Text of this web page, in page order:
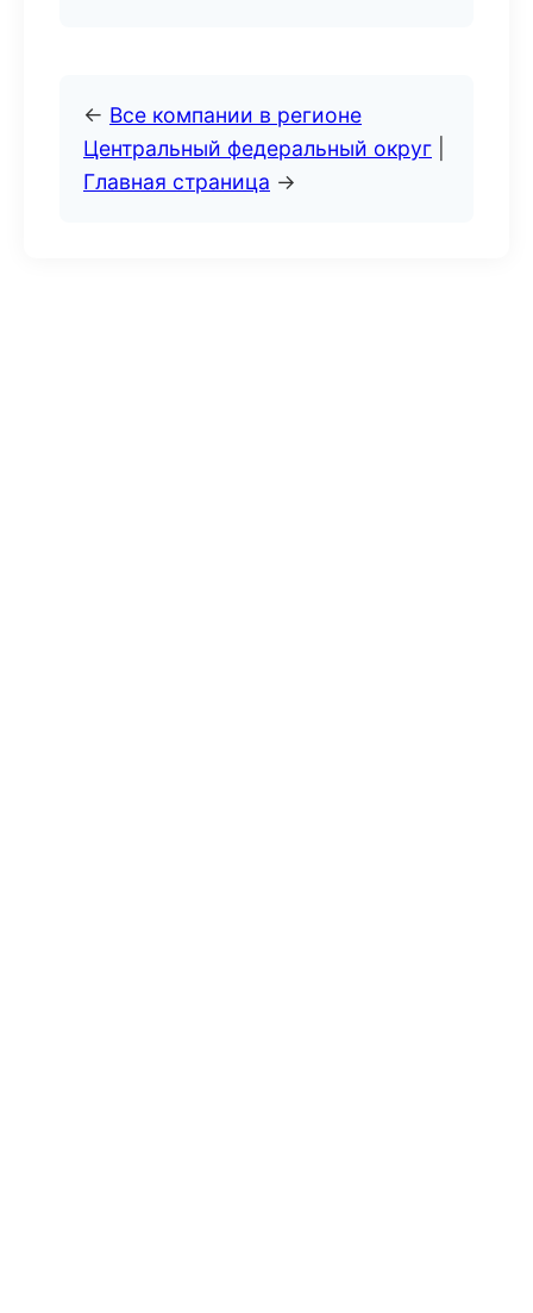
← Все компании в регионе
Центральный федеральный округ
Главная страница →